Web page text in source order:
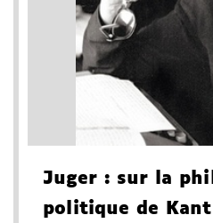
Juger : sur la
politique de Kant